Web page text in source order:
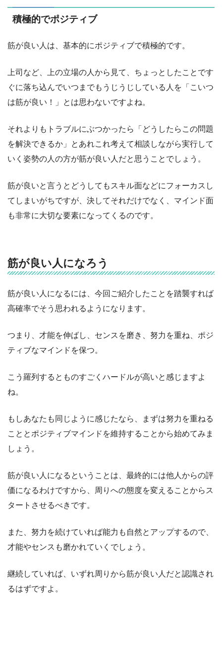
積極的でポジティブ
筋が良い人は、基本的にポジティブで積極的です。
上司など、上の立場の人から見て、ちょっとしたことです
ぐに落ち込んでいつまでもうじうじしている人を「こいつ
は筋が良い！」とは思わないですよね。
それよりもトラブルにぶつかったら「どうしたらこの問題
を解決できるか」とあれこれ考えて相談しながら実行して
いく姿勢の人の方が筋が良い人だと思うことでしょう。
筋が良いと言うとどうしてもスキル面などにフォーカスし
てしまいがちですが、決してそれだけでなく、マインド面
も非常に大切な要素になってくるのです。
筋が良い人になろう
筋が良い人になるには、今回ご紹介したことを踏襲すれば
高確率でそう思われるようになります。
つまり、才能を伸ばし、センスを磨き、努力を重ね、ポジ
ティブなマインドを保つ。
こう羅列するとものすごくハードルが高いと感じますよ
ね。
もしあなたも同じように感じたなら、まずは努力を重ねる
こととポジティブマインドを維持することから始めてみま
しょう。
筋が良い人になるということは、最終的には他人からの評
価になるわけですから、周りへの態度を変えることからス
タートさせるべきです。
また、努力を続けていれば能力も自然とアップするので、
才能やセンスも磨かれていくでしょう。
継続していれば、いずれ周りから筋が良い人だと認識され
るはずですよ。